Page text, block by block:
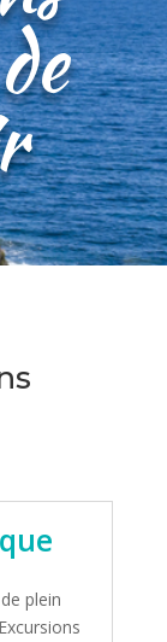
plein
Excursions